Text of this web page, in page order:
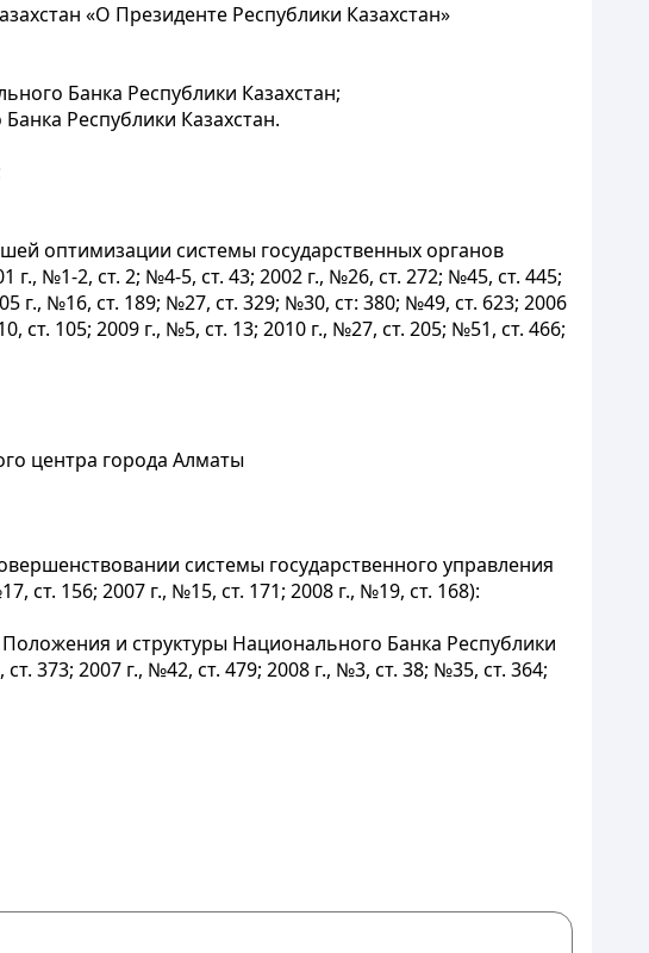
«О Президенте Республики Казахстан»
Банка Республики Казахстан;
Республики Казахстан.
оптимизации системы государственных органов
г., №1-2, ст. 2; №4-5, ст. 43; 2002 г., №26, ст. 272; №45, ст. 445;
г., №16, ст. 189; №27, ст. 329; №30, ст: 380; №49, ст. 623; 2006
ст. 105; 2009 г., №5, ст. 13; 2010 г., №27, ст. 205; №51, ст. 466;
центра города Алматы
системы государственного управления
ст. 156; 2007 г., №15, ст. 171; 2008 г., №19, ст. 168):
и структуры Национального Банка Республики
373; 2007 г., №42, ст. 479; 2008 г., №3, ст. 38; №35, ст. 364;